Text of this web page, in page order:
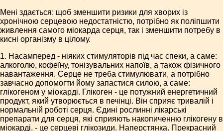
Мені здається: щоб зменшити ризики для хворих із
хронічною серцевою недостатністю, потрібно як поліпшити
живлення самого міокарда серця, так і зменшити потребу в
кисні організму в цілому.
1. Насамперед - ніяких стимуляторів під час спеки, а саме:
алкоголю, кофеїну, тонізувальних напоїв, а також фізичного
навантаження. Серце не треба стимулювати, а потрібно
завчасно допомогти йому запастися силою, а саме:
глікогеном у міокарді. Глікоген - це потужний енергетичний
продукт, який утворюється в печінці. Він сприяє тривалій і
нормальній роботі серця. Єдині рослинні лікарські
препарати для серця, які сприяють накопиченню глікогену в
міокарді, - це серцеві глікозиди. Наперстянка. Прекрасний